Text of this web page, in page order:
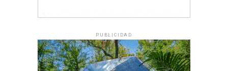
PUBLICIDAD